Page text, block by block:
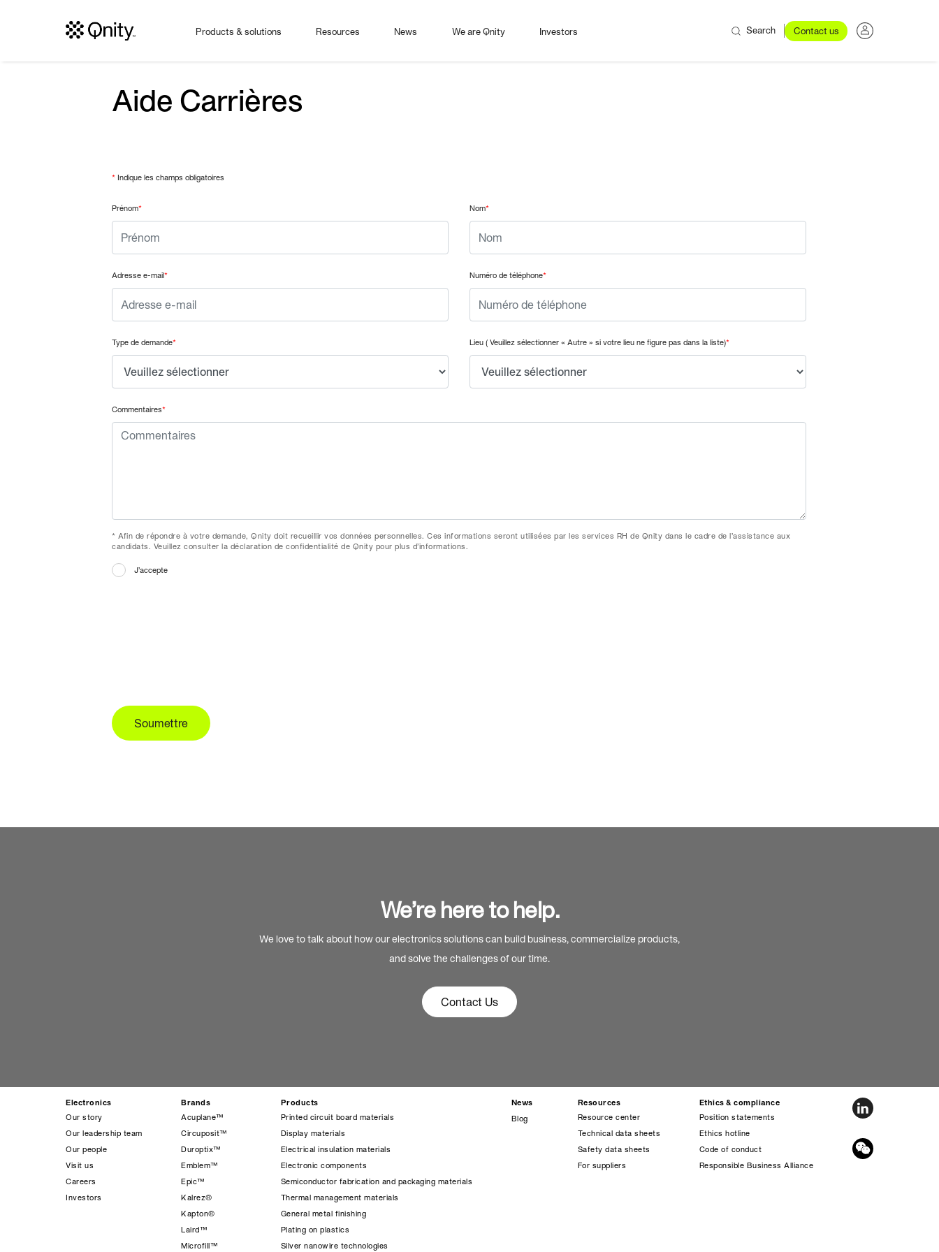
Products & solutions Resources News We are Qnity Investors Search Contact us
Aide Carrières
* Indique les champs obligatoires
Prénom* Nom*
Adresse e-mail* Numéro de téléphone*
Type de demande* Lieu ( Veuillez sélectionner « Autre » si votre lieu ne figure pas dans la liste)*
Commentaires*
* Afin de répondre à votre demande, Qnity doit recueillir vos données personnelles. Ces informations seront utilisées par les services RH de Qnity dans le cadre de l’assistance aux
candidats. Veuillez consulter la déclaration de confidentialité de Qnity pour plus d’informations.
J’accepte
We’re here to help.
We love to talk about how our electronics solutions can build business, commercialize products,
and solve the challenges of our time.
Contact Us
Electronics
Our story
Our leadership team
Our people
Visit us
Careers
Investors
Brands
Acuplane™
Circuposit™
Duroptix™
Emblem™
Epic™
Kalrez®
Kapton®
Laird™
Microfill™
Products
Printed circuit board materials
Display materials
Electrical insulation materials
Electronic components
Semiconductor fabrication and packaging materials
Thermal management materials
General metal finishing
Plating on plastics
Silver nanowire technologies
News
Blog
Resources
Resource center
Technical data sheets
Safety data sheets
For suppliers
Ethics & compliance
Position statements
Ethics hotline
Code of conduct
Responsible Business Alliance